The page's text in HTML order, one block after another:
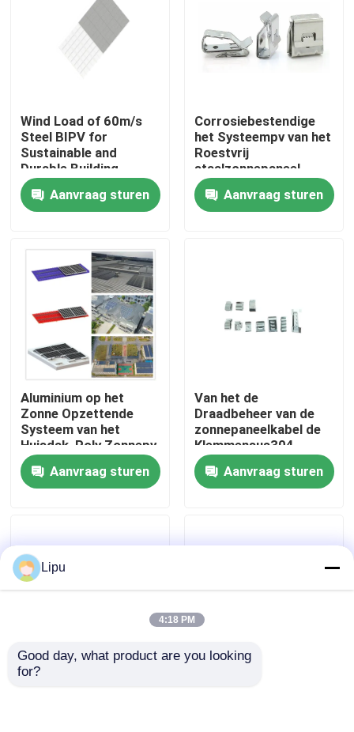
Huis
Producten
Video's
VR toon
Ongeveer ons
Kwaliteitscontrole
Gevallen
Wind Load of 60m/s
Steel BIPV for
Sustainable and
Durable Building
Solutions
Aanvraag sturen
Corrosiebestendige
het Systeempv van het
Roestvrij
staalzonnepaneel
Photovoltaic Kabel het
Bevestigen Klemmen
Aanvraag sturen
Aluminium op het
Zonne Opzettende
Systeem van het
Huisdak, Poly Zonnepv
Dak Opzettende
SystemenAanvraag sturen
Van het de
Draadbeheer van de
zonnepaneelkabel de
Klemmensus304
Organisator
Aanvraag sturen
Van het het
Lipu
4:18 PM
Good day, what product are you looking
for?